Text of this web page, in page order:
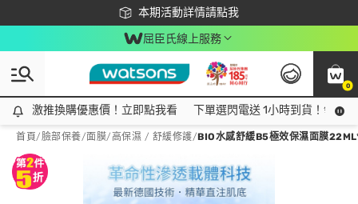
本期活動詳情請點我
下載app最高回饋$350
屈臣氏線上服務
0
激推換購優惠價！立即點我看
激推換購優惠價！立即點我看 下單選閃電送 1小時到貨！領神
首頁/臉部保養/面膜/ 高保濕 / 舒緩修護/BIO水感舒緩B5極效保濕面膜